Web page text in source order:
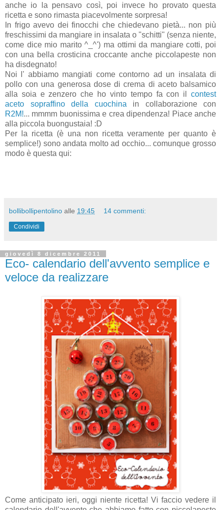
anche io la pensavo così, poi invece ho provato questa
ricetta e sono rimasta piacevolmente sorpresa!
In frigo avevo dei finocchi che chiedevano pietà... non più
freschissimi da mangiare in insalata o "schitti" (senza niente,
come dice mio marito ^_^') ma ottimi da mangiare cotti, poi
con una bella crosticina croccante anche piccolapeste non
ha disdegnato!
Noi l' abbiamo mangiati come contorno ad un insalata di
pollo con una generosa dose di crema di aceto balsamico
alla soia e zenzero che ho vinto tempo fa con il contest
aceto sopraffino della cuochina in collaborazione con
R2M!... mmmm buonissima e crea dipendenza! Piace anche
alla piccola buongustaia! :D
Per la ricetta (è una non ricetta veramente per quanto è
semplice!) sono andata molto ad occhio... comunque grosso
modo è questa qui:
bollibollipentolino alle 19:45 14 commenti:
Condividi
giovedì 8 dicembre 2011
Eco- calendario dell'avvento semplice e
veloce da realizzare
Come anticipato ieri, oggi niente ricetta! Vi faccio vedere il